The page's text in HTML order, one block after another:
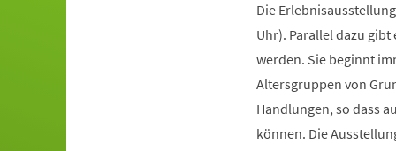
Die
Uhr). Parallel dazu
werden. Sie beginnt
Altersgruppen von
Handlungen, so dass
können. Die